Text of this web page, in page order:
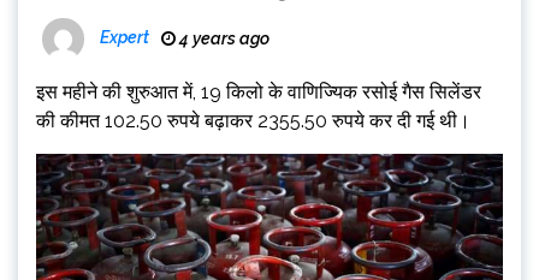
Expert 4 years ago
इस महीने की शुरुआत में, 19 किलो के वाणिज्यिक रसोई गैस सिलेंडर
की कीमत 102.50 रुपये बढ़ाकर 2355.50 रुपये कर दी गई थी।